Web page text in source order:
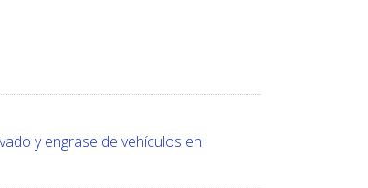
y engrase de vehículos en